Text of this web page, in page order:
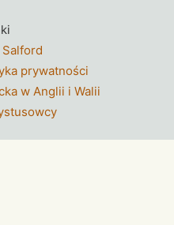
prywatności
w Anglii i Walii